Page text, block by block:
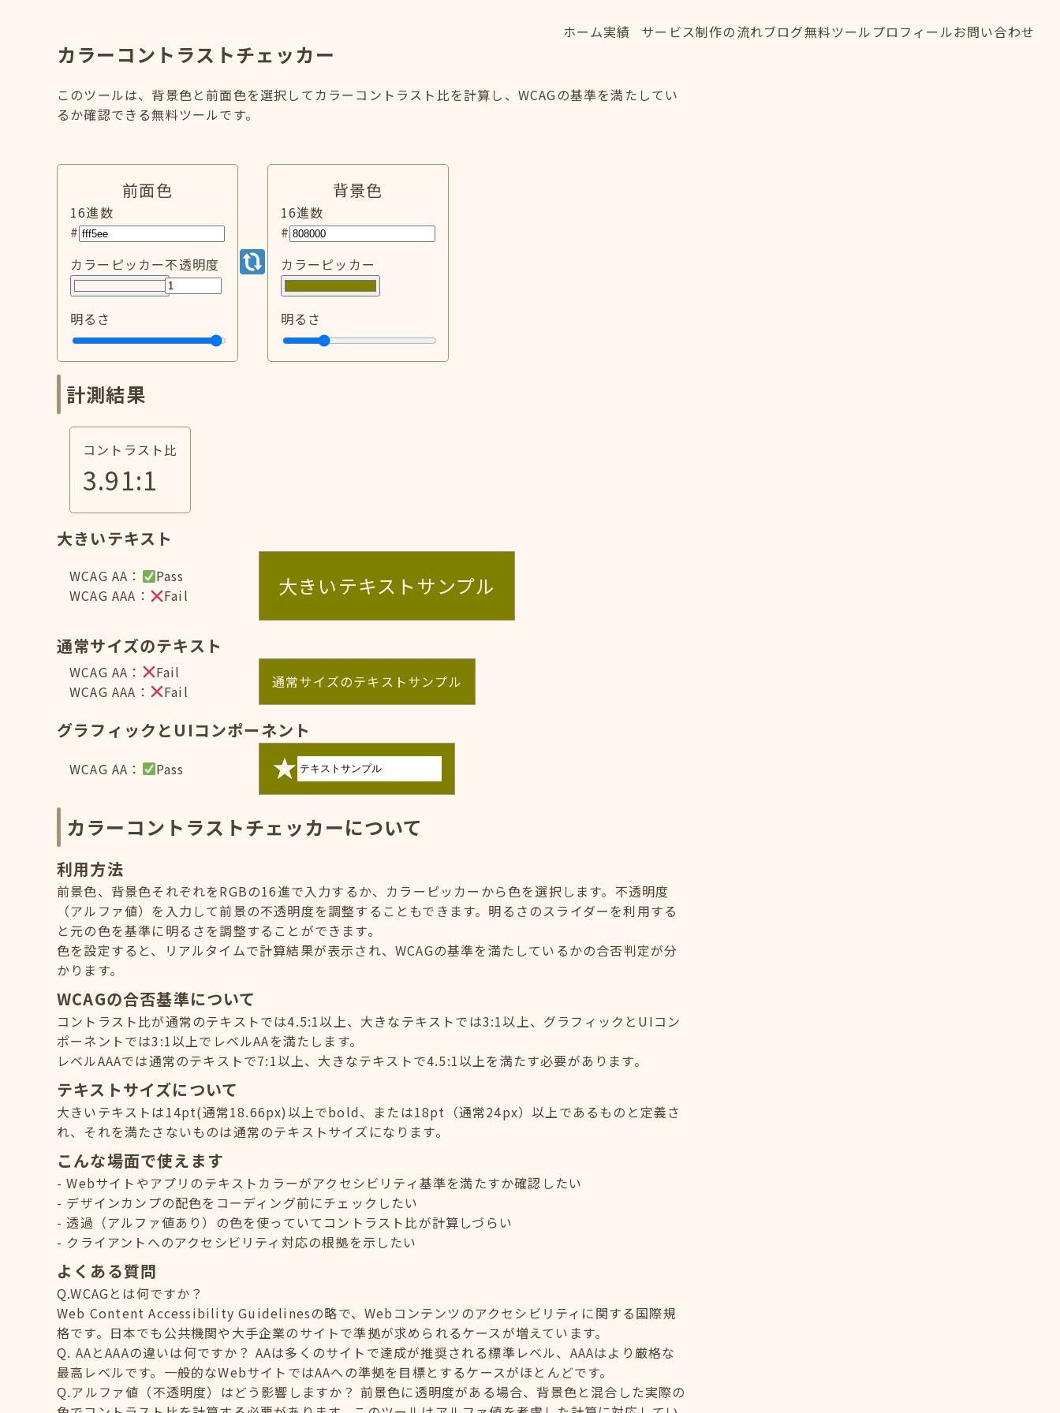
ホーム実績
サービス制作の流れブログ無料ツール プロフィールお問い合わせ
カラーコントラストチェッカー
このツールは、背景色と前面色を選択してカラーコントラスト比を計算し、WCAGの基準を満たしてい
るか確認できる無料ツールです。
前面色
16進数
#
カラーピッカー不透明度
明るさ
背景色
16進数
#
カラーピッカー
明るさ
計測結果
コントラスト比
3.91:1
大きいテキスト
WCAG AA：
Pass
WCAG AAA：
Fail 大きいテキストサンプル
通常サイズのテキスト
WCAG AA：
Fail
WCAG AAA：
Fail
通常サイズのテキストサンプル
グラフィックとUIコンポーネント
WCAG AA： Pass
カラーコントラストチェッカーについて
利用方法
前景色、背景色それぞれをRGBの16進で入力するか、カラーピッカーから色を選択します。不透明度
（アルファ値）を入力して前景の不透明度を調整することもできます。明るさのスライダーを利用する
と元の色を基準に明るさを調整することができます。
色を設定すると、リアルタイムで計算結果が表示され、WCAGの基準を満たしているかの合否判定が分
かります。
WCAGの合否基準について
コントラスト比が通常のテキストでは4.5:1以上、大きなテキストでは3:1以上、グラフィックとUIコン
ポーネントでは3:1以上でレベルAAを満たします。
レベルAAAでは通常のテキストで7:1以上、大きなテキストで4.5:1以上を満たす必要があります。
テキストサイズについて
大きいテキストは14pt(通常18.66px)以上でbold、または18pt（通常24px）以上であるものと定義さ
れ、それを満たさないものは通常のテキストサイズになります。
こんな場面で使えます
Webサイトやアプリのテキストカラーがアクセシビリティ基準を満たすか確認したい
デザインカンプの配色をコーディング前にチェックしたい
透過（アルファ値あり）の色を使っていてコントラスト比が計算しづらい
クライアントへのアクセシビリティ対応の根拠を示したい
よくある質問
Q.WCAGとは何ですか？
Web Content Accessibility Guidelinesの略で、Webコンテンツのアクセシビリティに関する国際規
格です。日本でも公共機関や大手企業のサイトで準拠が求められるケースが増えています。
Q. AAとAAAの違いは何ですか？ AAは多くのサイトで達成が推奨される標準レベル、AAAはより厳格な
最高レベルです。一般的なWebサイトではAAへの準拠を目標とするケースがほとんどです。
Q.アルファ値（不透明度）はどう影響しますか？ 前景色に透明度がある場合、背景色と混合した実際の